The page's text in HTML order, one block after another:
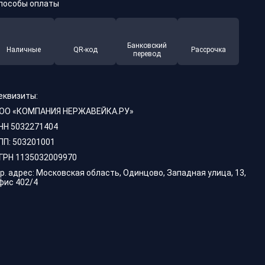
оплаты
Наличные QR-код
Банковский
перевод
Рассрочка
«КОМПАНИЯ НЕРЖАВЕЙКА.РУ»
5032271404
503201001
1135032009970
адрес: Московская область, Одинцово, Западная улица, 13,
402/4